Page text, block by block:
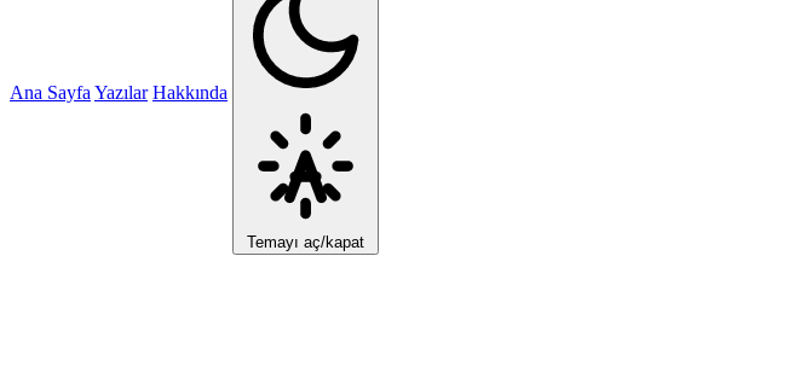
Ana Sayfa Yazılar Hakkında
Temayı aç/kapat